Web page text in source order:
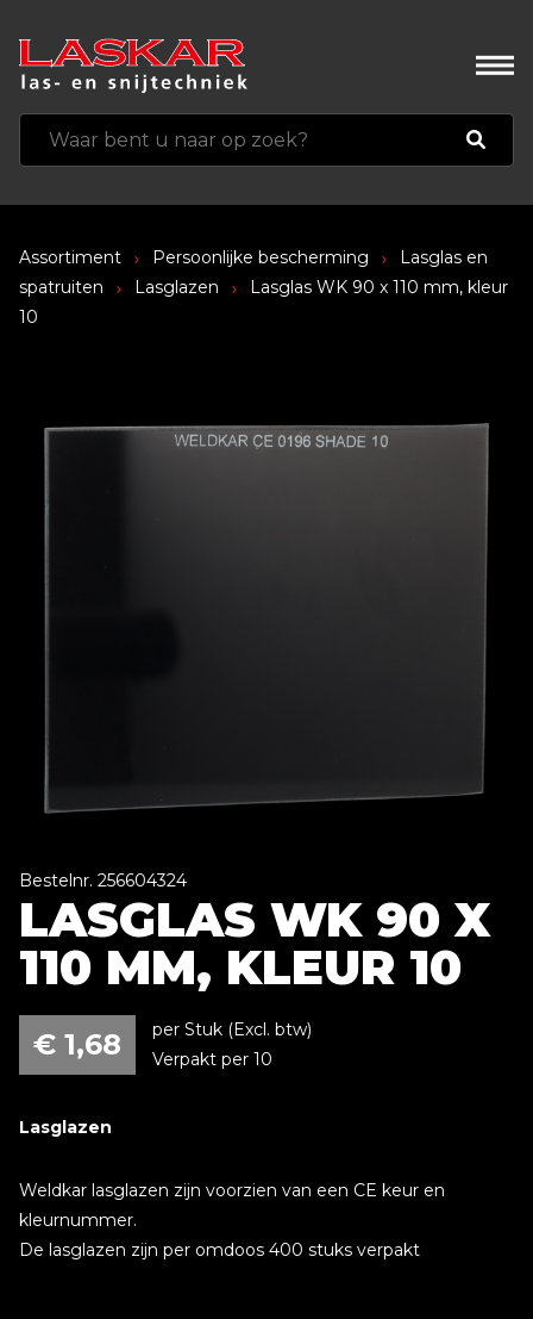
Assortiment Persoonlijke bescherming
Lasglas en
spatruiten
Lasglazen
Lasglas WK 90 x 110 mm, kleur
10
Bestelnr. 256604324
LASGLAS WK 90 X
110 MM, KLEUR 10
€ 1,68
per Stuk (Excl. btw)
Verpakt per 10
Lasglazen
Weldkar lasglazen zijn voorzien van een CE keur en
kleurnummer.
De lasglazen zijn per omdoos 400 stuks verpakt